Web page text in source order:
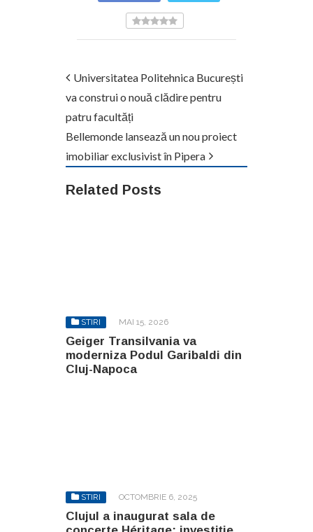
Universitatea Politehnica București
va construi o nouă clădire pentru
patru facultăți
Bellemonde lansează un nou proiect
imobiliar exclusivist în Pipera
Related Posts
STIRI MAI 15, 2026
Geiger Transilvania va
moderniza Podul Garibaldi din
Cluj-Napoca
STIRI OCTOMBRIE 6, 2025
Clujul a inaugurat sala de